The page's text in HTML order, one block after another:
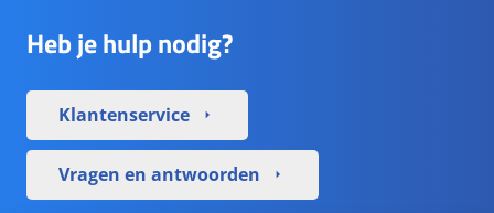
Heb je hulp nodig?
Klantenservice arrow_right
Vragen en antwoorden arrow_right